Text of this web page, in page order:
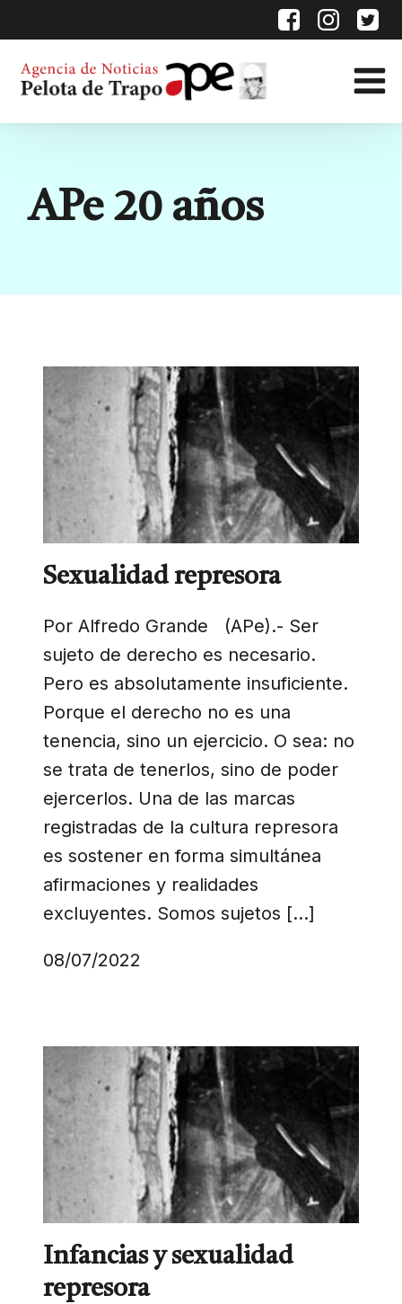
Categoría:
APe 20 años
Sexualidad represora
Por Alfredo Grande (APe).- Ser
sujeto de derecho es necesario.
Pero es absolutamente insuficiente.
Porque el derecho no es una
tenencia, sino un ejercicio. O sea: no
se trata de tenerlos, sino de poder
ejercerlos. Una de las marcas
registradas de la cultura represora
es sostener en forma simultánea
afirmaciones y realidades
excluyentes. Somos sujetos […]
08/07/2022
Infancias y sexualidad
represora